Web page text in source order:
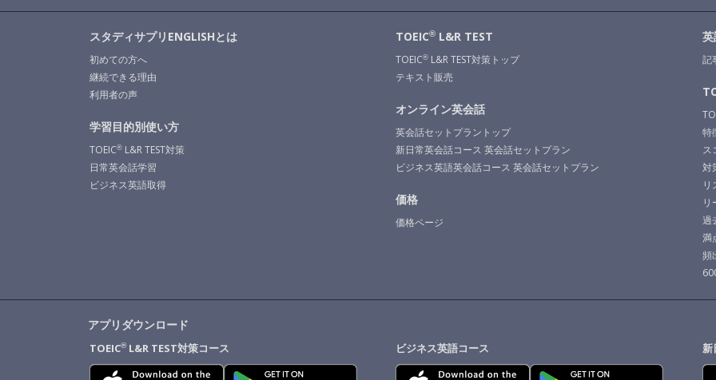
スタディサプリENGLISHとは
初めての方へ
継続できる理由
利用者の声
学習目的別使い方
TOEIC® L&R TEST対策
日常英会話学習
ビジネス英語取得
TOEIC® L&R TEST
TOEIC® L&R TEST対策トップ
テキスト販売
オンライン英会話
英会話セットプラントップ
新日常英会話コース 英会話セットプラン
ビジネス英語英会話コース 英会話セットプラン
価格
価格ページ
記
特
ス
対
過
満
頻
アプリダウンロード
TOEIC®L&R TEST対策コース ビジネス英語コース 新